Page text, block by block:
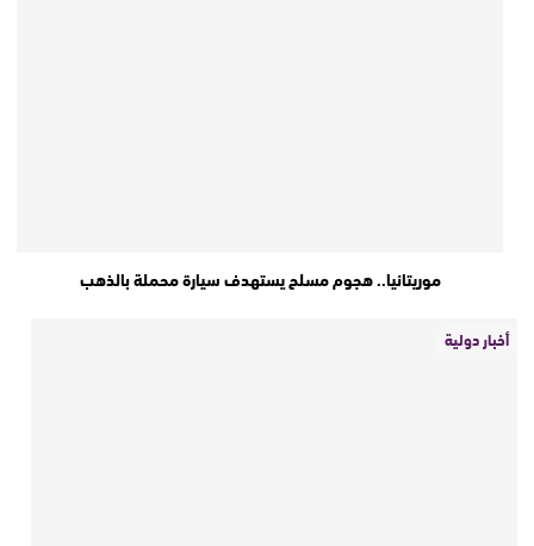
موريتانيا.. هجوم مسلح يستهدف سيارة محملة بالذهب
أخبار دولية